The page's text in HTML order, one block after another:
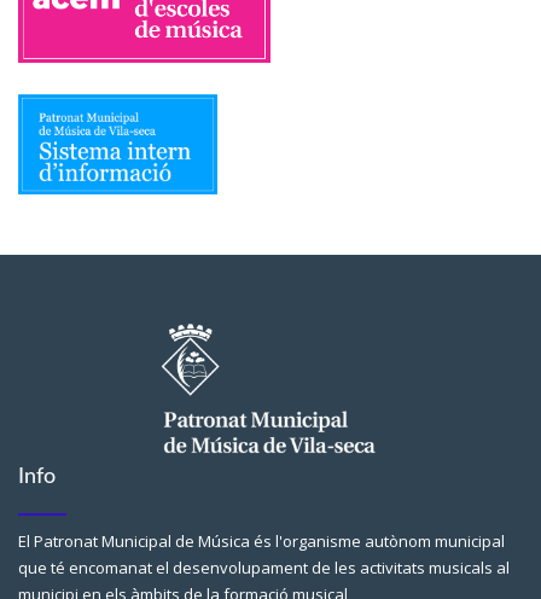
Info
El Patronat Municipal de Música és l'organisme autònom municipal
que té encomanat el desenvolupament de les activitats musicals al
municipi en els àmbits de la formació musical